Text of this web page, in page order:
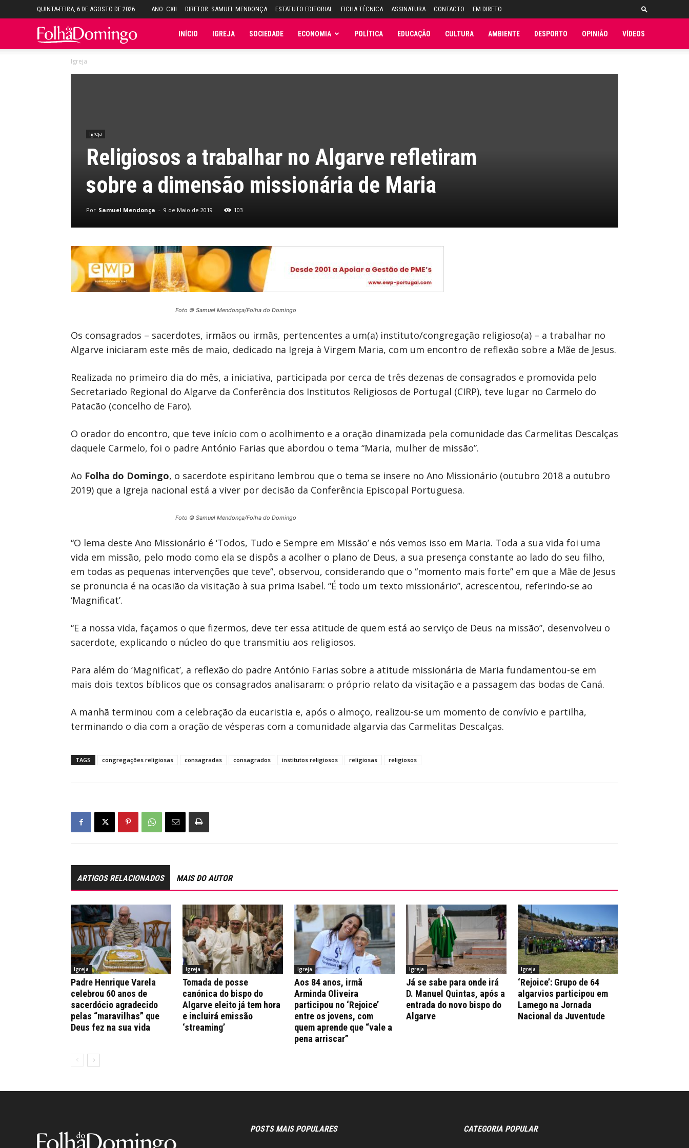
QUINTA-FEIRA, 6 DE AGOSTO DE 2026 ANO: CXII DIRETOR: SAMUEL MENDONÇA ESTATUTO EDITORIAL FICHA TÉCNICA ASSINATURA CONTACTO EM DIRETO
Folha INÍCIO IGREJA SOCIEDADE ECONOMIA POLÍTICA EDUCAÇÃO CULTURA AMBIENTE DESPORTO OPINIÃO VÍDEOS
Igreja
Igreja
Religiosos a trabalhar no Algarve refletiram
sobre a dimensão missionária de Maria
Por Samuel Mendonça - 9 de Maio de 2019 103
Foto © Samuel Mendonça/Folha do Domingo
Os consagrados – sacerdotes, irmãos ou irmãs, pertencentes a um(a) instituto/congregação religioso(a) – a trabalhar no
Algarve iniciaram este mês de maio, dedicado na Igreja à Virgem Maria, com um encontro de reflexão sobre a Mãe de Jesus.
Realizada no primeiro dia do mês, a iniciativa, participada por cerca de três dezenas de consagrados e promovida pelo
Secretariado Regional do Algarve da Conferência dos Institutos Religiosos de Portugal (CIRP), teve lugar no Carmelo do
Patacão (concelho de Faro).
O orador do encontro, que teve início com o acolhimento e a oração dinamizada pela comunidade das Carmelitas Descalças
daquele Carmelo, foi o padre António Farias que abordou o tema “Maria, mulher de missão”.
Ao Folha do Domingo, o sacerdote espiritano lembrou que o tema se insere no Ano Missionário (outubro 2018 a outubro
2019) que a Igreja nacional está a viver por decisão da Conferência Episcopal Portuguesa.
Foto © Samuel Mendonça/Folha do Domingo
“O lema deste Ano Missionário é ‘Todos, Tudo e Sempre em Missão’ e nós vemos isso em Maria. Toda a sua vida foi uma
vida em missão, pelo modo como ela se dispôs a acolher o plano de Deus, a sua presença constante ao lado do seu filho,
em todas as pequenas intervenções que teve”, observou, considerando que o “momento mais forte” em que a Mãe de Jesus
se pronuncia é na ocasião da visitação à sua prima Isabel. “É todo um texto missionário”, acrescentou, referindo-se ao
‘Magnificat’.
“E a nossa vida, façamos o que fizermos, deve ter essa atitude de quem está ao serviço de Deus na missão”, desenvolveu o
sacerdote, explicando o núcleo do que transmitiu aos religiosos.
Para além do ‘Magnificat’, a reflexão do padre António Farias sobre a atitude missionária de Maria fundamentou-se em
mais dois textos bíblicos que os consagrados analisaram: o próprio relato da visitação e a passagem das bodas de Caná.
A manhã terminou com a celebração da eucaristia e, após o almoço, realizou-se um momento de convívio e partilha,
terminando o dia com a oração de vésperas com a comunidade algarvia das Carmelitas Descalças.
TAGS congregações religiosas consagradas consagrados institutos religiosos religiosas religiosos
ARTIGOS RELACIONADOS MAIS DO AUTOR
Igreja
Padre Henrique Varela
celebrou 60 anos de
sacerdócio agradecido
pelas “maravilhas” que
Deus fez na sua vida
Igreja
Tomada de posse
canónica do bispo do
Algarve eleito já tem hora
e incluirá emissão
‘streaming’
Igreja
Aos 84 anos, irmã
Arminda Oliveira
participou no ‘Rejoice’
entre os jovens, com
quem aprende que “vale a
pena arriscar”
Igreja
Já se sabe para onde irá
D. Manuel Quintas, após a
entrada do novo bispo do
Algarve
Igreja
‘Rejoice’: Grupo de 64
algarvios participou em
Lamego na Jornada
Nacional da Juventude
POSTS MAIS POPULARES CATEGORIA POPULAR